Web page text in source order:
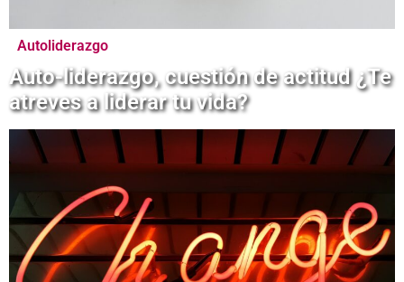
Autoliderazgo
Auto-liderazgo, cuestión de actitud ¿Te
atreves a liderar tu vida?